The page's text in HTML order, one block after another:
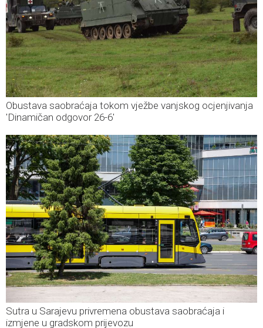
Obustava saobraćaja tokom vježbe vanjskog ocjenjivanja
'Dinamičan odgovor 26-6'
Sutra u Sarajevu privremena obustava saobraćaja i
izmjene u gradskom prijevozu